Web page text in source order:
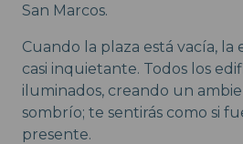
San Marcos.
Cuando la plaza está vacía, la
casi inquietante. Todos los
iluminados, creando un
sombrío; te sentirás como si
presente.